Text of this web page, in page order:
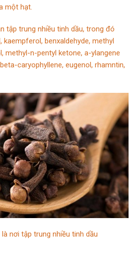
một hạt.
tập trung nhiều tinh dầu, trong đó
benxaldehyde, methyl
methyl-n-pentyl ketone, a-ylangene
caryophyllene, eugenol, rhamntin,
nơi tập trung nhiều tinh dầu